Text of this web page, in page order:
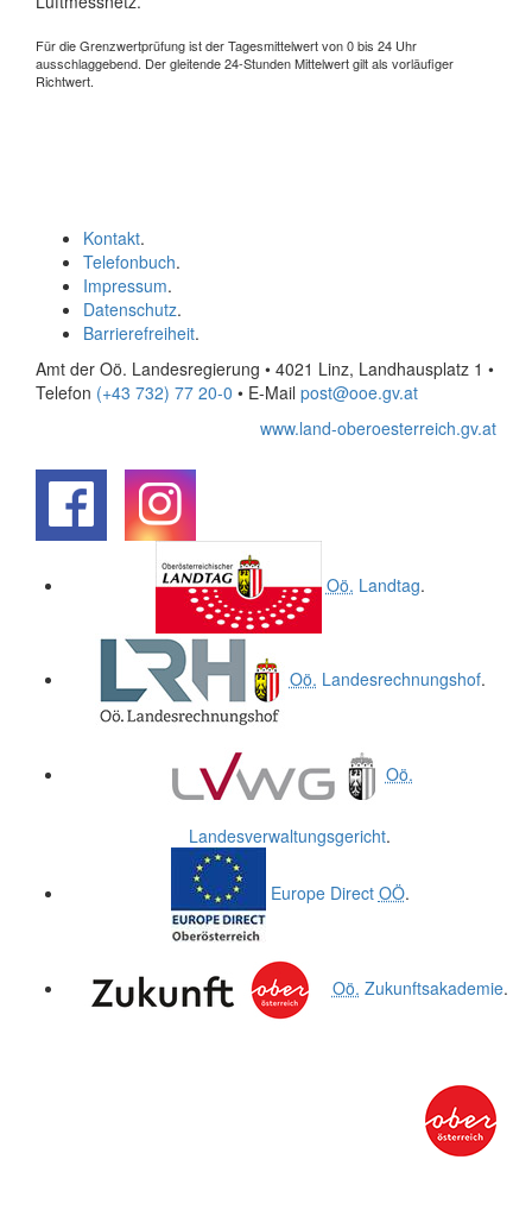
Für die Grenzwertprüfung ist der Tagesmittelwert von 0 bis 24 Uhr
ausschlaggebend. Der gleitende 24-Stunden Mittelwert gilt als vorläufiger
Richtwert.
Kontakt.
Telefonbuch.
Impressum.
Datenschutz.
Barrierefreiheit.
Amt der Oö. Landesregierung • 4021 Linz, Landhausplatz 1 •
Telefon (+43 732) 77 20-0 • E-Mail post@ooe.gv.at
www.land-oberoesterreich.gv.at
Oö. Landtag.
Oö. Landesrechnungshof.
Oö.
Landesverwaltungsgericht.
Europe Direct OÖ.
Oö. Zukunftsakademie.